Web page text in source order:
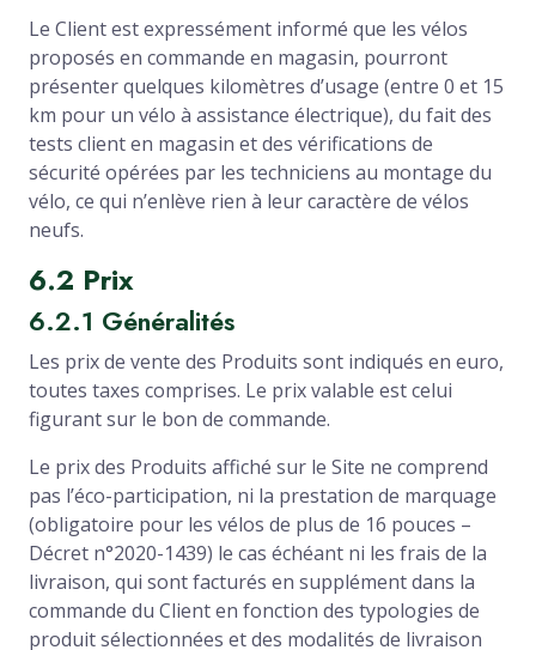
Le Client est expressément informé que les vélos
proposés en commande en magasin, pourront
présenter quelques kilomètres d’usage (entre 0 et 15
km pour un vélo à assistance électrique), du fait des
tests client en magasin et des vérifications de
sécurité opérées par les techniciens au montage du
vélo, ce qui n’enlève rien à leur caractère de vélos
neufs.
6.2 Prix
6.2.1 Généralités
Les prix de vente des Produits sont indiqués en euro,
toutes taxes comprises. Le prix valable est celui
figurant sur le bon de commande.
Le prix des Produits affiché sur le Site ne comprend
pas l’éco-participation, ni la prestation de marquage
(obligatoire pour les vélos de plus de 16 pouces –
Décret n°2020-1439) le cas échéant ni les frais de la
livraison, qui sont facturés en supplément dans la
commande du Client en fonction des typologies de
produit sélectionnées et des modalités de livraison